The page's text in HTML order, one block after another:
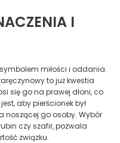
I
miłości i oddania.
to już kwestia
się go na prawej dłoni, co
aby pierścionek był
noszącej go osoby. Wybór
czy szafir, pozwala
związku.